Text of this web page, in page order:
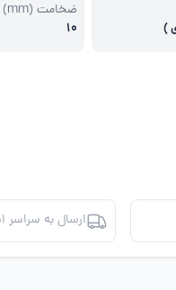
)
ضخامت (mm)
10
ارسال به سراسر